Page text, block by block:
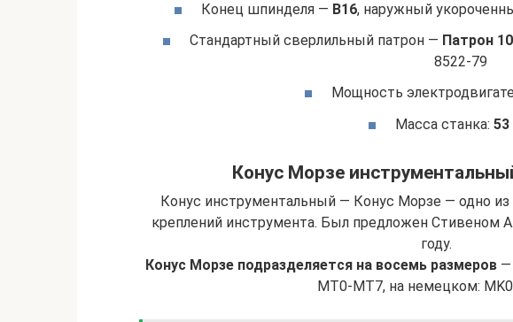
Конец шпинделя — В16, наружный
Стандартный сверлильный патрон — Патрон
8522-79
Мощность
Масса станка: 53
Конус Морзе
Конус инструментальный — Конус Морзе — одно
креплений инструмента. Был предложен Стивеном
году.
Конус Морзе подразделяется на восемь размеров —
MT0-MT7, на немецком: